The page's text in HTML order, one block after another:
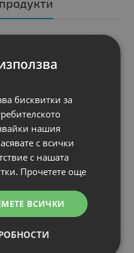
Капацитет: 4400 mAh
Волтаж
Тип на батерията
Вид на батерията
лв.
бисквитки за
нашия
с всички
с нашата
Прочетете още
ВСИЧКИ